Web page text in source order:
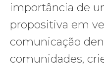
importância de
propositiva em
comunicação
comunidades,